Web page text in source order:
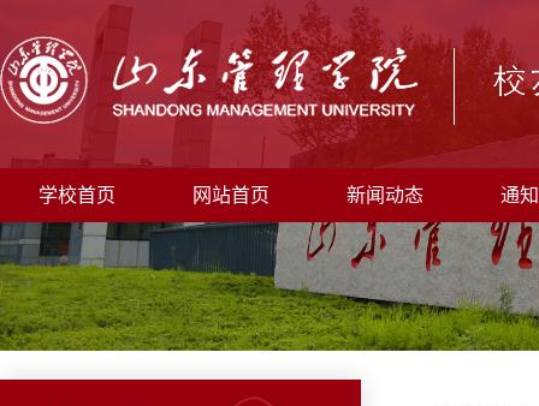
学校首页 网站首页 新闻动态 通